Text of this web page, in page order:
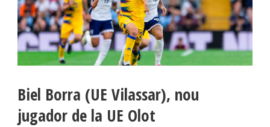
Biel Borra (UE Vilassar), nou
jugador de la UE Olot